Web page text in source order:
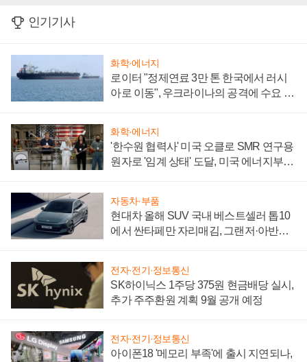
인기기사
화학·에너지
로이터 "정제연료 3만 톤 한국에서 러시
아로 이동", 우크라이나의 공격에 수요 늘
화학·에너지
'한수원 협력사' 미국 오클로 SMR 연구용
원자로 '임계 상태' 도달, 미국 에너지부
자동차·부품
현대차 올해 SUV 국내 베스트셀러 톱10
에서 싼타페만 자리매김, 그랜저·아반떼
전자·전기·정보통신
SK하이닉스 1주당 375원 현금배당 실시,
추가 주주환원 계획 9월 공개 예정
전자·전기·정보통신
아이폰18 '메모리 부족'에 출시 지연되나,